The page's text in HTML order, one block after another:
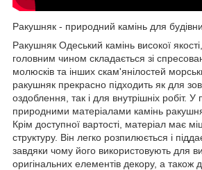
Ракушняк - природний камінь для
Ракушняк Одеський камінь високої
головним чином складається зі
молюсків та інших скам'янілостей
ракушняк прекрасно підходить як для
оздоблення, так і для внутрішніх робіт. У
природними матеріалами камінь
Крім доступної вартості, матеріал має
структуру. Він легко розпилюється і
завдяки чому його використовують для
оригінальних елементів декору, а також